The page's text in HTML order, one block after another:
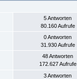
5 Antworten
80.160 Aufrufe
0 Antworten
31.930 Aufrufe
48 Antworten
172.627 Aufrufe
3 Antworten